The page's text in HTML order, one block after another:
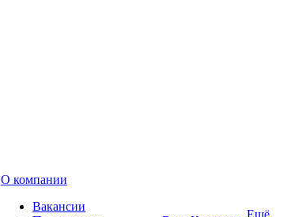
О компании
Вакансии
Ещё